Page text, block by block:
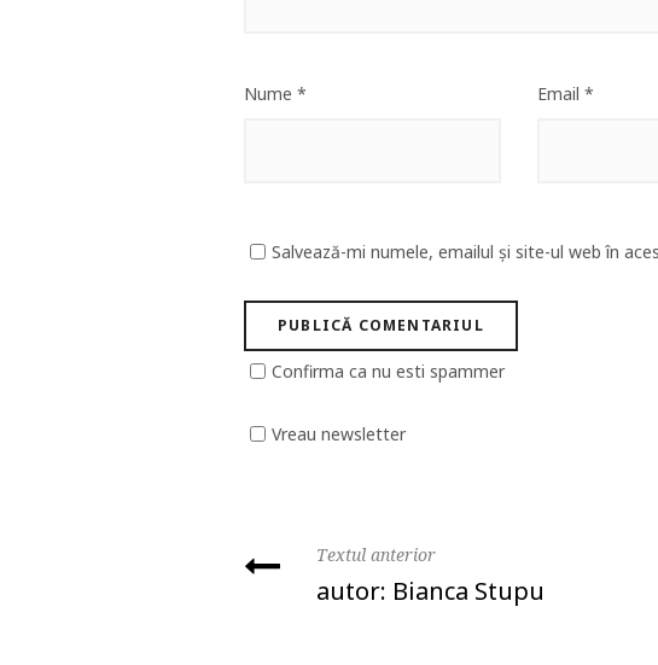
Nume * Email *
Salvează-mi numele, emailul și site-ul web în
Confirma ca nu esti spammer
Vreau newsletter
Textul anterior
autor: Bianca Stupu